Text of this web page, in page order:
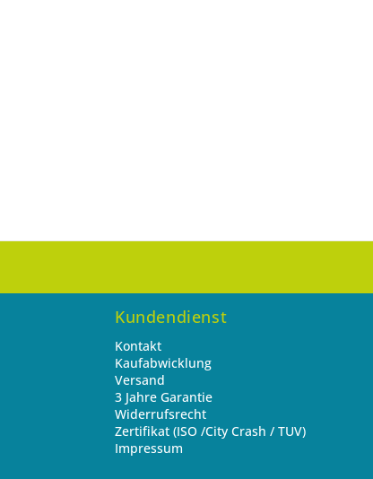
Kundendienst
Kontakt
Kaufabwicklung
Versand
3 Jahre Garantie
Widerrufsrecht
Zertifikat (ISO /City Crash / TUV)
Impressum